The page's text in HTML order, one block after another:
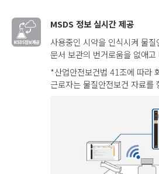
MSDS 정보 실시간 제공
사용중인 시약을 인식시켜 물
문서 보관의 번거로움을 없애
*산업안전보건법 41조에 따라
근로자는 물질안전보건 자료를